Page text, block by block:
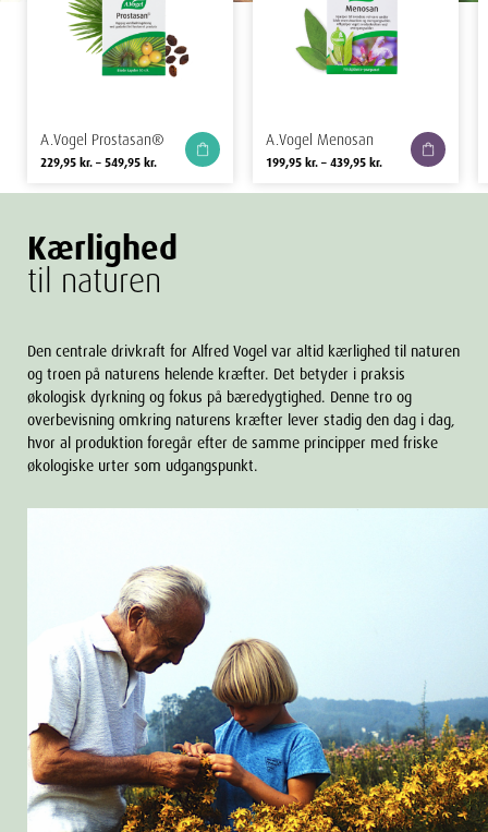
A.Vogel Prostasan®
229,95kr.–549,95kr. Prisinterval: 229,95 kr. til 549,95 kr.
A.Vogel Menosan
199,95kr.–439,95kr. Prisinterval:
Kærlighed
til naturen
Den centrale drivkraft for Alfred Vogel var altid kærlighed til naturen
og troen på naturens helende kræfter. Det betyder i praksis
økologisk dyrkning og fokus på bæredygtighed. Denne tro og
overbevisning omkring naturens kræfter lever stadig den dag i dag,
hvor al produktion foregår efter de samme principper med friske
økologiske urter som udgangspunkt.